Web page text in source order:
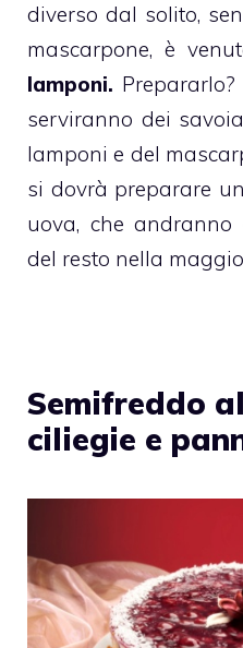
diverso dal solito,
mascarpone, è
lamponi.
serviranno dei
lamponi e del
si dovrà preparare
uova, che andranno
del resto nella
Semifreddo
ciliegie e